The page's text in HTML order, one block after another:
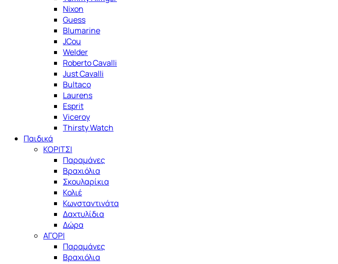
Nixon
Guess
Blumarine
JCou
Welder
Roberto Cavalli
Just Cavalli
Bultaco
Laurens
Esprit
Viceroy
Thirsty Watch
Παιδικά
ΚΟΡΙΤΣΙ
Παραμάνες
Βραχιόλια
Σκουλαρίκια
Κολιέ
Κωνσταντινάτα
Δαχτυλίδια
Δώρα
ΑΓΟΡΙ
Παραμάνες
Βραχιόλια